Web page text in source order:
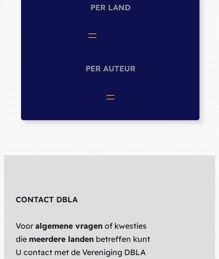
PER LAND
PER AUTEUR
CONTACT DBLA
Vooralgemene vragen of kwesties
die meerdere landen betreffen kunt
U contact met de Vereniging DBLA